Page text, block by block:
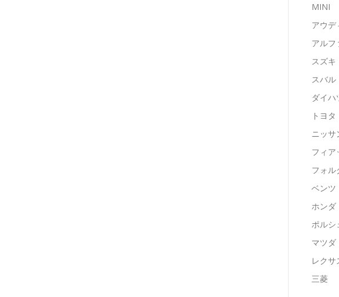
MINI
アウデ
アルフ
スズキ
スバル
ダイハ
トヨタ
ニッサ
フィア
フォル
ベンツ
ホンダ
ポルシ
マツダ
レクサ
三菱